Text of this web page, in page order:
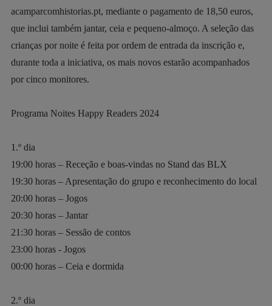
acamparcomhistorias.pt, mediante o pagamento de 18,50 euros,
que inclui também jantar, ceia e pequeno-almoço. A seleção das
crianças por noite é feita por ordem de entrada da inscrição e,
durante toda a iniciativa, os mais novos estarão acompanhados
por cinco monitores.
Programa Noites Happy Readers 2024
1.º dia
19:00 horas – Receção e boas-vindas no Stand das BLX
19:30 horas – Apresentação do grupo e reconhecimento do local
20:00 horas – Jogos
20:30 horas – Jantar
21:30 horas – Sessão de contos
23:00 horas - Jogos
00:00 horas – Ceia e dormida
2.º dia